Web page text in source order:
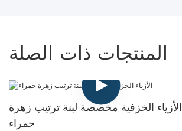
المنتجات ذات الصلة
الأزياء الخزفية مخصصة لبنة ترتيب زهرة
حمراء